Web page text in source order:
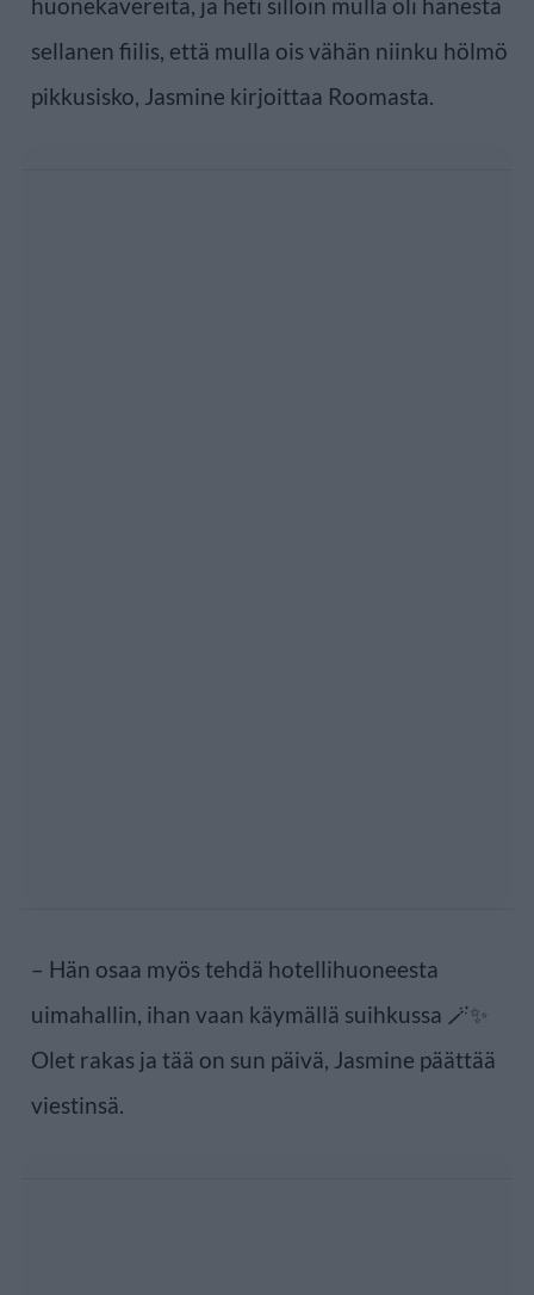
sellanen fiilis, että mulla ois vähän niinku hölmö
pikkusisko, Jasmine kirjoittaa Roomasta.
– Hän osaa myös tehdä hotellihuoneesta
uimahallin, ihan vaan käymällä suihkussa 🪄✨
Olet rakas ja tää on sun päivä, Jasmine päättää
viestinsä.